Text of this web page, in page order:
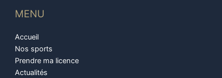
MENU
Accueil
Nos sports
Prendre ma licence
Actualités